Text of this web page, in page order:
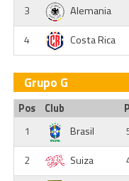
3
Alemania
4
Costa Rica
Grupo G
Pos Club
1
Brasil
2
Suiza